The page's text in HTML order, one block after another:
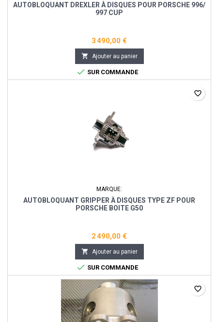
AUTOBLOQUANT DREXLER À DISQUES POUR PORSCHE 996/
997 CUP
3 490,00 €
 Ajouter au panier
 SUR COMMANDE
MARQUE:
AUTOBLOQUANT GRIPPER À DISQUES TYPE ZF POUR
PORSCHE BOITE G50
2 490,00 €
 Ajouter au panier
 SUR COMMANDE
favorite_border
favorite_border